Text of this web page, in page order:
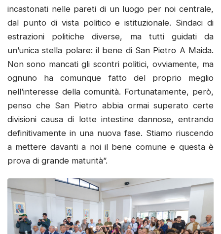
incastonati nelle pareti di un luogo per noi centrale,
dal punto di vista politico e istituzionale. Sindaci di
estrazioni politiche diverse, ma tutti guidati da
un’unica stella polare: il bene di San Pietro A Maida.
Non sono mancati gli scontri politici, ovviamente, ma
ognuno ha comunque fatto del proprio meglio
nell’interesse della comunità. Fortunatamente, però,
penso che San Pietro abbia ormai superato certe
divisioni causa di lotte intestine dannose, entrando
definitivamente in una nuova fase. Stiamo riuscendo
a mettere davanti a noi il bene comune e questa è
prova di grande maturità”.